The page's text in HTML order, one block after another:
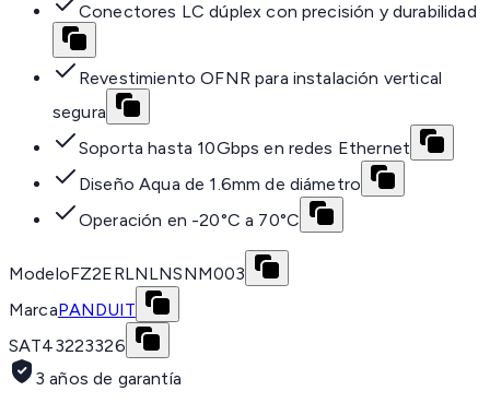
Conectores LC dúplex con precisión y durabilidad
Revestimiento OFNR para instalación vertical
segura
Soporta hasta 10Gbps en redes Ethernet
Diseño Aqua de 1.6mm de diámetro
Operación en -20°C a 70°C
ModeloFZ2ERLNLNSNM003
MarcaPANDUIT
SAT43223326
3 años de garantía